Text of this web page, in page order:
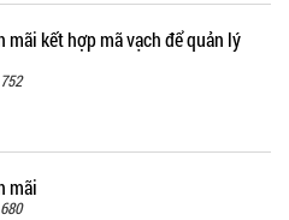
mãi kết hợp mã vạch để quản lý
752
mãi
680